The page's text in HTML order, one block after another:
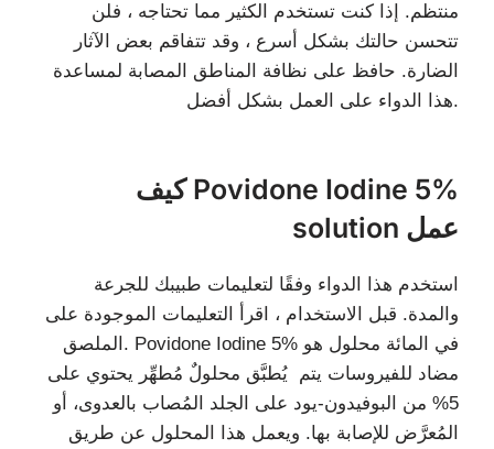
منتظم. إذا كنت تستخدم الكثير مما تحتاجه ، فلن
تتحسن حالتك بشكل أسرع ، وقد تتفاقم بعض الآثار
الضارة. حافظ على نظافة المناطق المصابة لمساعدة
هذا الدواء على العمل بشكل أفضل.
كيف Povidone Iodine 5%
solution عمل
استخدم هذا الدواء وفقًا لتعليمات طبيبك للجرعة
والمدة. قبل الاستخدام ، اقرأ التعليمات الموجودة على
الملصق. Povidone Iodine 5% في المائة محلول هو
مضاد للفيروسات يتم يُطبَّق محلولٌ مُطهِّر يحتوي على
5% من البوفيدون-يود على الجلد المُصاب بالعدوى، أو
المُعرَّض للإصابة بها. ويعمل هذا المحلول عن طريق